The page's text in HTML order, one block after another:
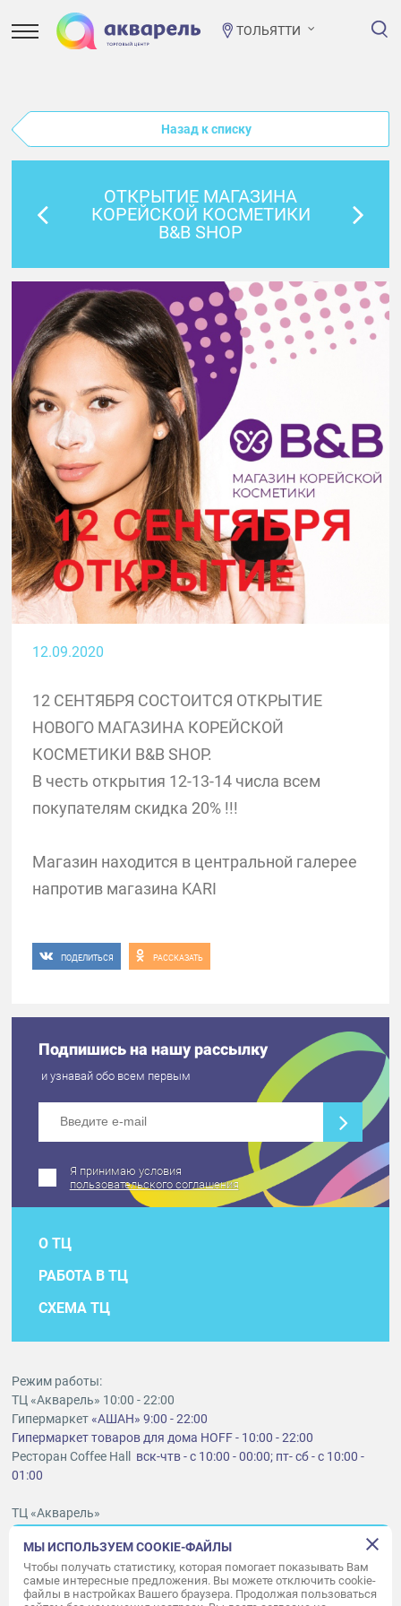
ТОЛЬЯТТИ
Назад к списку
ОТКРЫТИЕ МАГАЗИНА
КОРЕЙСКОЙ КОСМЕТИКИ
B&B SHOP
12.09.2020
12 СЕНТЯБРЯ СОСТОИТСЯ ОТКРЫТИЕ
НОВОГО МАГАЗИНА КОРЕЙСКОЙ
КОСМЕТИКИ B&B SHOP.
В честь открытия 12-13-14 числа всем
покупателям скидка 20% !!!
Магазин находится в центральной галерее
напротив магазина KARI
ПОДЕЛИТЬСЯ РАССКАЗАТЬ
Подпишись на нашу рассылку
и узнавай обо всем первым
Я принимаю условия
пользовательского соглашения
О ТЦ
РАБОТА В ТЦ
СХЕМА ТЦ
Режим работы:
ТЦ «Акварель» 10:00 - 22:00
Гипермаркет«АШАН» 9:00 - 22:00
Гипермаркет товаров для дома HOFF - 10:00 - 22:00
Ресторан Coffee Hall вск-чтв - с 10:00 - 00:00; пт- сб - с 10:00 -
01:00
ТЦ «Акварель»
lt@aquarelle-centre.ru
ООО «Акварель»
МЫ ИСПОЛЬЗУЕМ COOKIE-ФАЙЛЫ
Чтобы получать статистику, которая помогает показывать Вам
самые интересные предложения. Вы можете отключить cookie-
файлы в настройках Вашего браузера. Продолжая пользоваться